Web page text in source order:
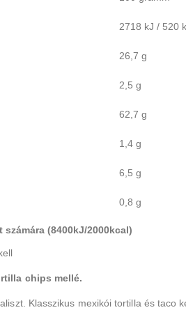
2718 kJ / 520
26,7 g
2,5 g
62,7 g
1,4 g
6,5 g
0,8 g
(8400kJ/2000kcal)
chips mellé.
Klasszikus mexikói tortilla és taco